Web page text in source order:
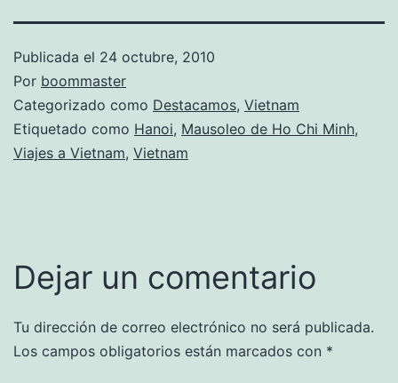
Publicada el 24 octubre, 2010
Por boommaster
Categorizado como Destacamos, Vietnam
Etiquetado como Hanoi, Mausoleo de Ho Chi Minh,
Viajes a Vietnam, Vietnam
Dejar un comentario
Tu dirección de correo electrónico no será publicada.
Los campos obligatorios están marcados con *